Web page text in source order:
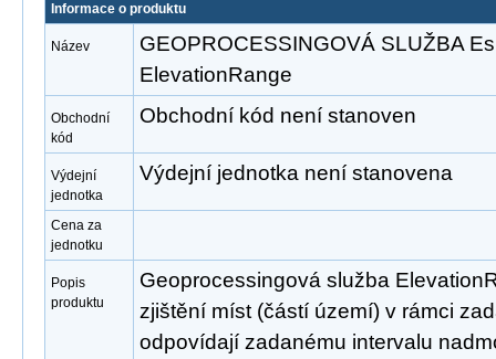
Informace o produktu
Název
GEOPROCESSINGOVÁ SLUŽBA
ElevationRange
Obchodní
kód
Obchodní kód není stanoven
Výdejní
jednotka
Výdejní jednotka není stanovena
Cena za
jednotku
Popis
produktu
Geoprocessingová služba
zjištění míst (částí území) v rámci
odpovídají zadanému intervalu